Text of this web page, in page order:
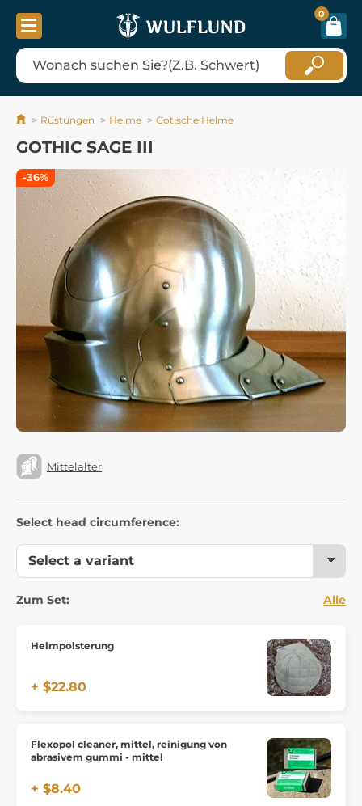
0
Rüstungen Helme Gotische Helme
GOTHIC SAGE III
Mittelalter
Select head circumference:
Zum Set: Alle
Helmpolsterung
+ $22.80
Flexopol cleaner, mittel, reinigung von
abrasivem gummi - mittel
+ $8.40
-36%